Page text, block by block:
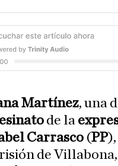
Martínez, una
de la
Carrasco (PP
de